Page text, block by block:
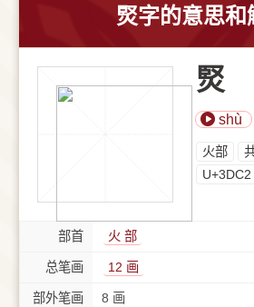
㷂字的意思和
㷂
shù
⽕部
U+3DC2
部首 ⽕ 部
总笔画 12 画
部外笔画 8 画